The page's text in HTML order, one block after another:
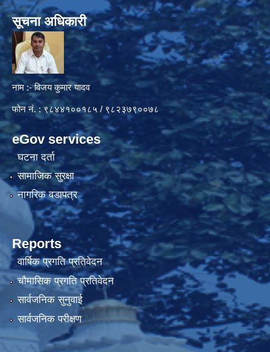
सूचना अधिकारी
नाम :- विजय कुमार यादव
फोन नं. : ९८४४१००१८५ / ९८२३७९००७८
eGov services
घटना दर्ता
सामाजिक सुरक्षा
नागरिक वडापत्र
Reports
वार्षिक प्रगति प्रतिवेदन
चौमासिक प्रगति प्रतिवेदन
सार्वजनिक सुनुवाई
सार्वजनिक परीक्षण